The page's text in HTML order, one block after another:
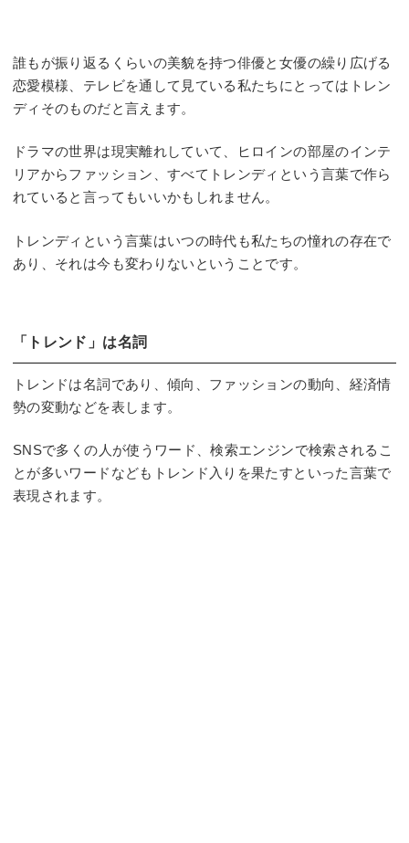
誰もが振り返るくらいの美貌を持つ俳優と女優の繰り広げる
恋愛模様、テレビを通して見ている私たちにとってはトレン
ディそのものだと言えます。
ドラマの世界は現実離れしていて、ヒロインの部屋のインテ
リアからファッション、すべてトレンディという言葉で作ら
れていると言ってもいいかもしれません。
トレンディという言葉はいつの時代も私たちの憧れの存在で
あり、それは今も変わりないということです。
「トレンド」は名詞
トレンドは名詞であり、傾向、ファッションの動向、経済情
勢の変動などを表します。
SNSで多くの人が使うワード、検索エンジンで検索されるこ
とが多いワードなどもトレンド入りを果たすといった言葉で
表現されます。